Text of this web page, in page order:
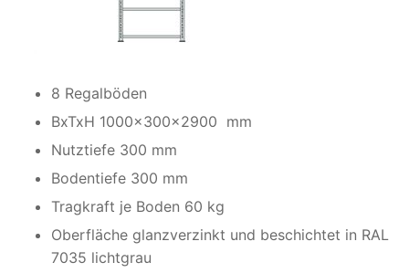
8 Regalböden
BxTxH 1000x300x2900 mm
Nutztiefe 300 mm
Bodentiefe 300 mm
Tragkraft je Boden 60 kg
Oberfläche glanzverzinkt und beschichtet in RAL
7035 lichtgrau